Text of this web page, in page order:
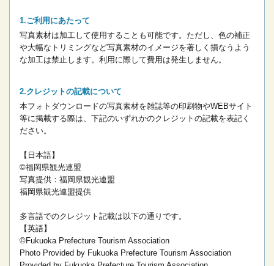
ご利用にあたって
写真素材は加工して使用することも可能です。ただし、色の補正
や大幅なトリミングなど写真素材のイメージを著しく損なうよう
な加工は禁止します。 利用に際して費用は発生しません。
クレジットの記載について
本フォトダウンロードの写真素材を雑誌等の印刷物やWEBサイト
等に掲載する際は、下記のいずれかのクレジットの記載を表記く
ださい。
【日本語】
©福岡県観光連盟
写真提供：福岡県観光連盟
福岡県観光連盟提供
多言語でのクレジット記載は以下の通りです。
【英語】
©Fukuoka Prefecture Tourism Association
Photo Provided by Fukuoka Prefecture Tourism Association